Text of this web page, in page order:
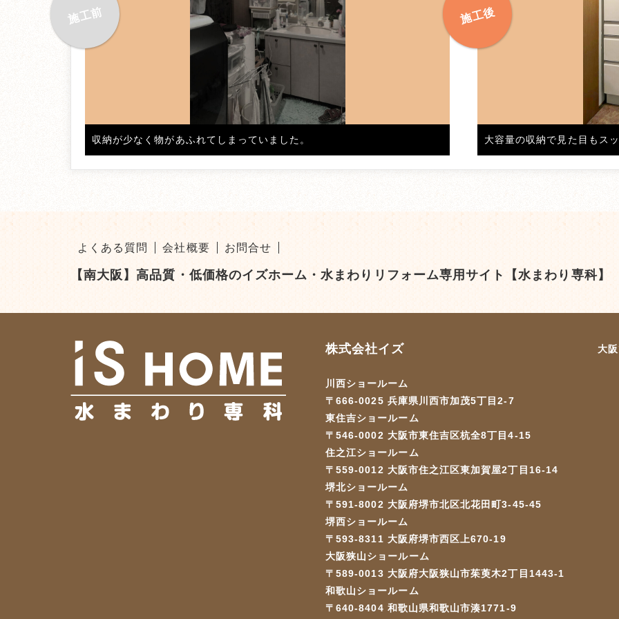
収納が少なく物があふれてしまっていました。 大容量の収納で見た目もス
よくある質問 会社概要 お問合せ
【南大阪】高品質・低価格のイズホーム・水まわりリフォーム専用サイト【水まわり専科】
株式会社イズ
川西ショールーム
〒666-0025 兵庫県川西市加茂5丁目2-7
東住吉ショールーム
〒546-0002 大阪市東住吉区杭全8丁目4-15
住之江ショールーム
〒559-0012 大阪市住之江区東加賀屋2丁目16-14
堺北ショールーム
〒591-8002 大阪府堺市北区北花田町3-45-45
堺西ショールーム
〒593-8311 大阪府堺市西区上670-19
大阪狭山ショールーム
〒589-0013 大阪府大阪狭山市茱萸木2丁目1443-1
和歌山ショールーム
〒640-8404 和歌山県和歌山市湊1771-9
大